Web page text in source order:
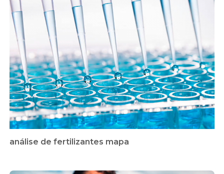
análise de fertilizantes mapa